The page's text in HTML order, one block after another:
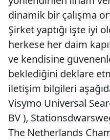
dinamik bir çalışma
Şirket yaptığı işte iyi
herkese her daim
ve kendisine
beklediğini deklare
iletişim bilgileri
Visymo Universal
BV ),
The Netherlands